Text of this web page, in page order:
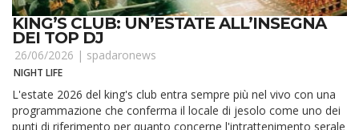
KING’S CLUB: UN’ESTATE ALL’INSEGNA
DEI TOP DJ
26/06/2026 | spadaronews
NIGHT LIFE
L'estate 2026 del king's club entra sempre più nel vivo con una
programmazione che conferma il locale di jesolo come uno dei
punti di riferimento per quanto concerne l'intrattenimento serale